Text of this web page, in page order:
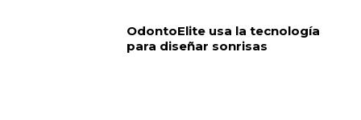
OdontoElite usa la tecnología
para diseñar sonrisas